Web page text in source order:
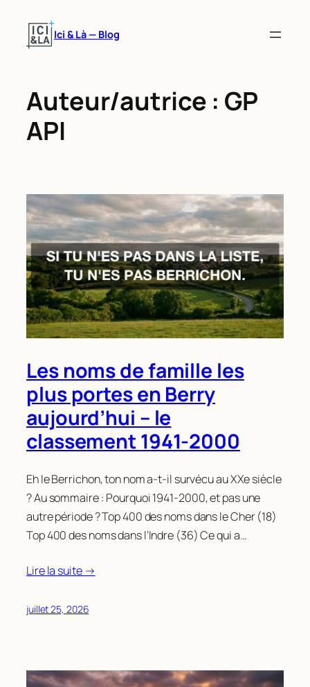
contenu
Ici & Là — Blog
Auteur/autrice : GP
API
Les noms de famille les
plus portes en Berry
aujourd’hui – le
classement 1941-2000
Eh le Berrichon, ton nom a-t-il survécu au XXe siècle
? Au sommaire : Pourquoi 1941-2000, et pas une
autre période ? Top 400 des noms dans le Cher (18)
Top 400 des noms dans l’Indre (36) Ce qui a…
Lire la suite →
juillet 25, 2026